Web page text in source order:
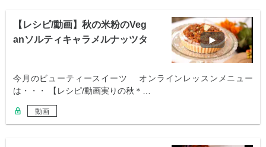
【レシピ/動画】秋の米粉のVeg
anソルティキャラメルナッツタ
今月のビューティースイーツ オンラインレッスンメニュー
は・・・ 【レシピ/動画実りの秋＊…
動画